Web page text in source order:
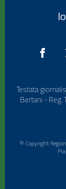
Testata
Bertani - Reg.
© Copyright